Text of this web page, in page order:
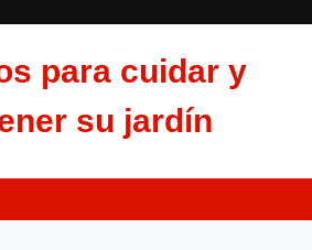
para cuidar y
su jardín